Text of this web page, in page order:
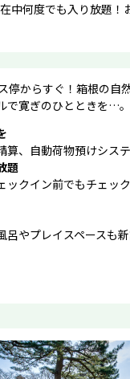
中何度でも入り放題！
停からすぐ！箱根の自
で寛ぎのひとときを…。
、自動荷物預けシステ
題
クイン前でもチェッ
呂やプレイスペースも新